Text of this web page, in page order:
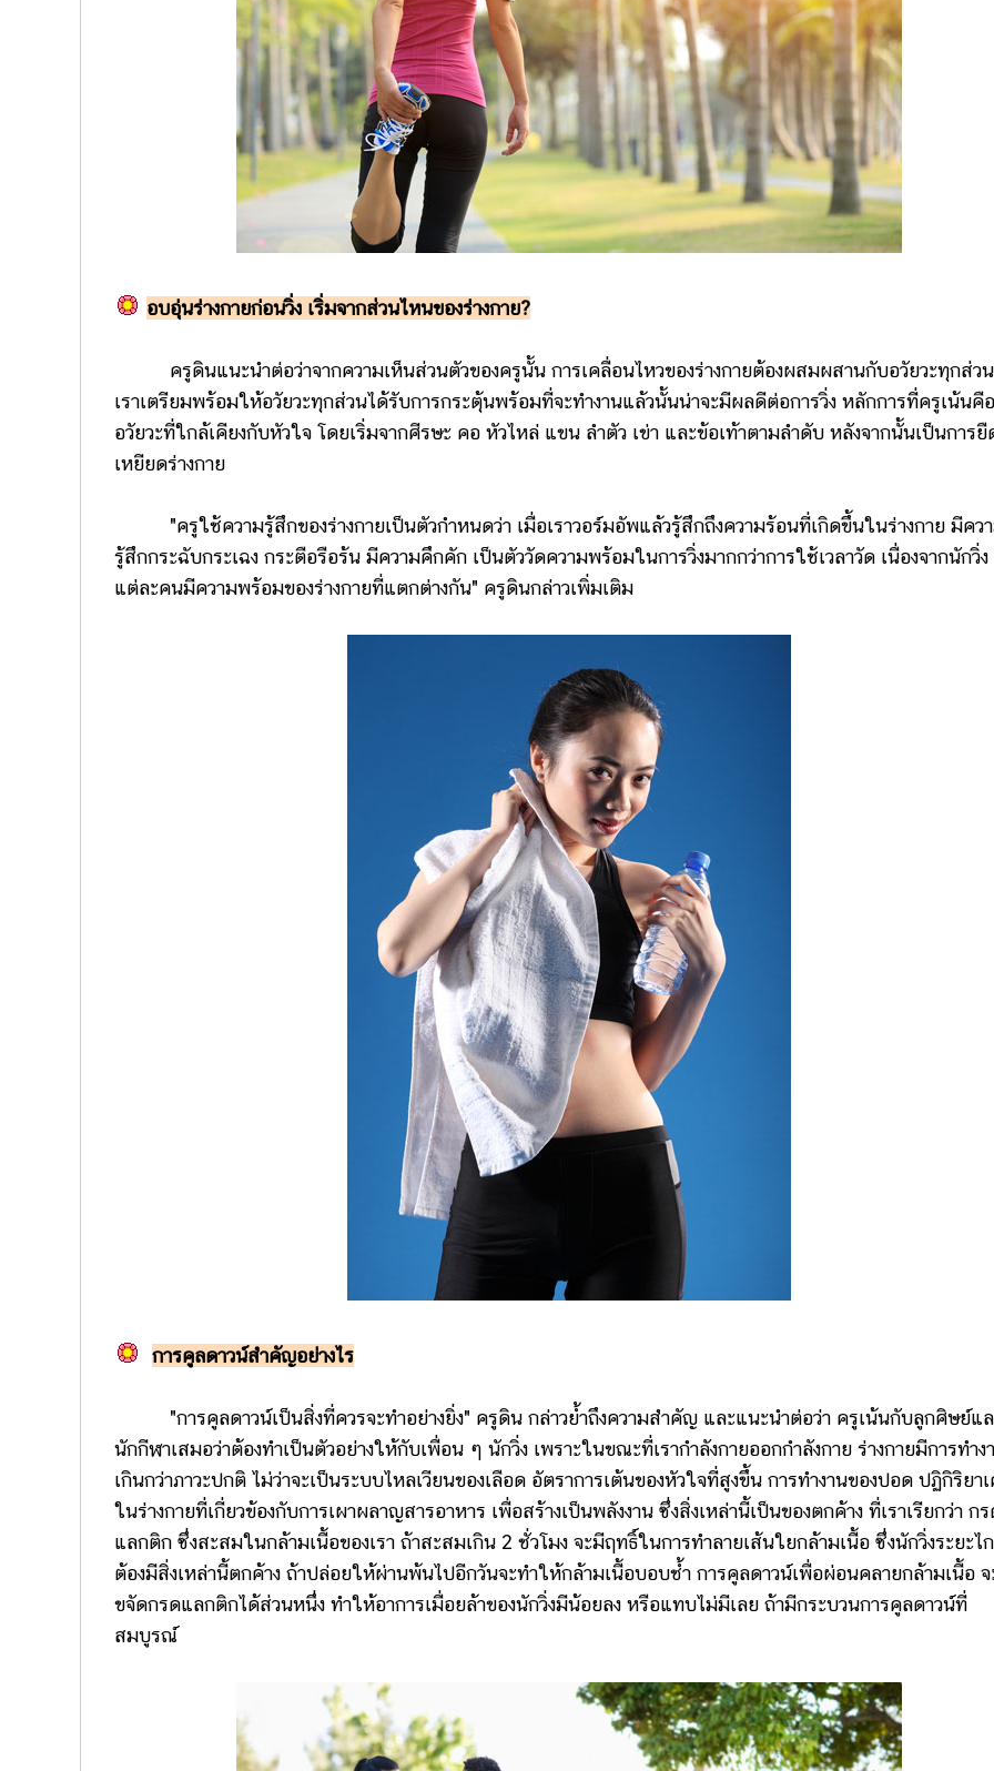
อบอุ่นร่างกายก่อนวิ่ง เริ่มจากส่วนไหนของร่างกาย?
ครูดินแนะนำต่อว่าจากความเห็นส่วนตัวของครูนั้น การเคลื่อนไหวของร่างกายต้องผสมผสานกับอวัยวะทุกส่ว
เราเตรียมพร้อมให้อวัยวะทุกส่วนได้รับการกระตุ้นพร้อมที่จะทำงานแล้วนั้นน่าจะมีผลดีต่อการวิ่ง หลักการที่ครูเน้นคือ
อวัยวะที่ใกล้เคียงกับหัวใจ โดยเริ่มจากศีรษะ คอ หัวไหล่ แขน ลำตัว เข่า และข้อเท้าตามลำดับ หลังจากนั้นเป็นการยื
เหยียดร่างกาย
"ครูใช้ความรู้สึกของร่างกายเป็นตัวกำหนดว่า เมื่อเราวอร์มอัพแล้วรู้สึกถึงความร้อนที่เกิดขึ้นในร่างกาย มีคว
รู้สึกกระฉับกระเฉง กระตือรือร้น มีความคึกคัก เป็นตัววัดความพร้อมในการวิ่งมากกว่าการใช้เวลาวัด เนื่องจากนักวิ่ง
แต่ละคนมีความพร้อมของร่างกายที่แตกต่างกัน" ครูดินกล่าวเพิ่มเติม
การคูลดาวน์สำคัญอย่างไร
"การคูลดาวน์เป็นสิ่งที่ควรจะทำอย่างยิ่ง" ครูดิน กล่าวย้ำถึงความสำคัญ และแนะนำต่อว่า ครูเน้นกับลูกศิษย์แ
นักกีฬาเสมอว่าต้องทำเป็นตัวอย่างให้กับเพื่อน ๆ นักวิ่ง เพราะในขณะที่เรากำลังกายออกกำลังกาย ร่างกายมีการทำง
เกินกว่าภาวะปกติ ไม่ว่าจะเป็นระบบไหลเวียนของเลือด อัตราการเต้นของหัวใจที่สูงขึ้น การทำงานของปอด ปฏิกิริยา
ในร่างกายที่เกี่ยวข้องกับการเผาผลาญสารอาหาร เพื่อสร้างเป็นพลังงาน ซึ่งสิ่งเหล่านี้เป็นของตกค้าง ที่เราเรียกว่า ก
แลกติก ซึ่งสะสมในกล้ามเนื้อของเรา ถ้าสะสมเกิน 2 ชั่วโมง จะมีฤทธิ์ในการทำลายเส้นใยกล้ามเนื้อ ซึ่งนักวิ่งระยะไ
ต้องมีสิ่งเหล่านี้ตกค้าง ถ้าปล่อยให้ผ่านพ้นไปอีกวันจะทำให้กล้ามเนื้อบอบช้ำ การคูลดาวน์เพื่อผ่อนคลายกล้ามเนื้อ จ
ขจัดกรดแลกติกได้ส่วนหนึ่ง ทำให้อาการเมื่อยล้าของนักวิ่งมีน้อยลง หรือแทบไม่มีเลย ถ้ามีกระบวนการคูลดาวน์ที่
สมบูรณ์